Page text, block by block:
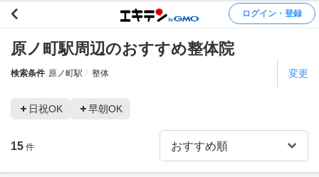
ログイン・登録
原ノ町駅周辺のおすすめ整体院
検索条件 原ノ町駅 整体 変更
日祝OK 早朝OK
15 件